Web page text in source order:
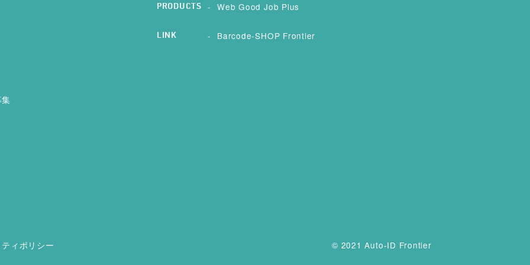
PRODUCTS Web Good Job Plus
LINK Barcode-SHOP Frontier
ィポリシー © 2021 Auto-ID Frontier